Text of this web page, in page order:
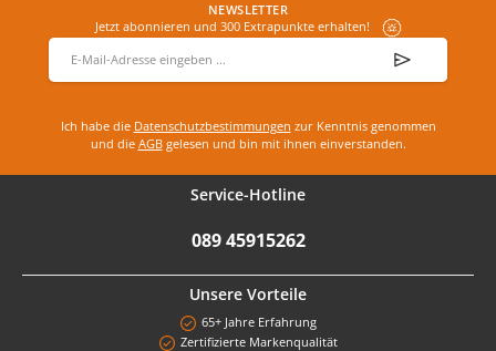
NEWSLETTER
Jetzt abonnieren und 300 Extrapunkte erhalten!
E-Mail-Adresse
Ich habe die Datenschutzbestimmungen zur Kenntnis genommen
und die AGBgelesen und bin mit ihnen einverstanden.
Service-Hotline
089 45915262
Unsere Vorteile
65+ Jahre Erfahrung
Zertifizierte Markenqualität